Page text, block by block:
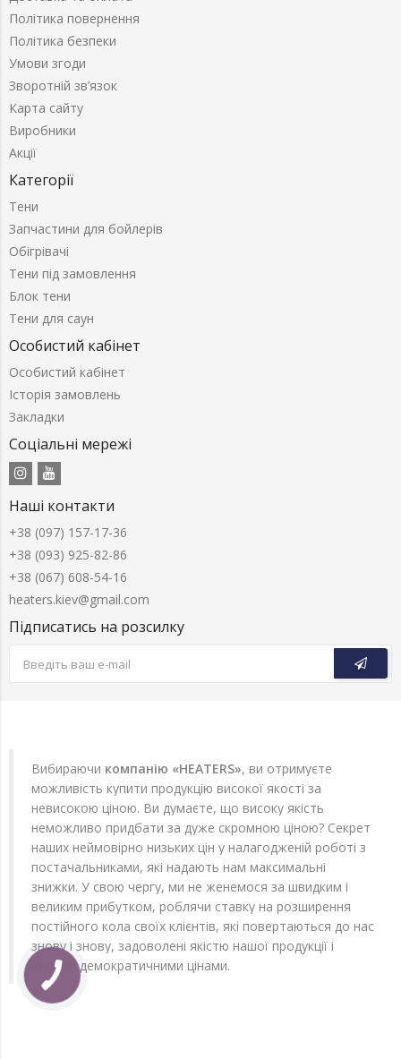
Політика повернення
Політика безпеки
Умови згоди
Зворотній зв’язок
Карта сайту
Виробники
Акції
Категорії
Тени
Запчастини для бойлерів
Обігрівачі
Тени під замовлення
Блок тени
Тени для саун
Особистий кабінет
Особистий кабінет
Історія замовлень
Закладки
Соціальні мережі
Наші контакти
+38 (097) 157-17-36
+38 (093) 925-82-86
+38 (067) 608-54-16
heaters.kiev@gmail.com
Підписатись на розсилку
Вибираючи компанію «HEATERS», ви отримуєте
можливість купити продукцію високої якості за
невисокою ціною. Ви думаєте, що високу якість
неможливо придбати за дуже скромною ціною? Секрет
наших неймовірно низьких цін у налагодженій роботі з
постачальниками, які надають нам максимальні
знижки. У свою чергу, ми не женемося за швидким і
великим прибутком, роблячи ставку на розширення
постійного кола своїх клієнтів, які повертаються до нас
знову і знову, задоволені якістю нашої продукції і
вельми демократичними цінами.